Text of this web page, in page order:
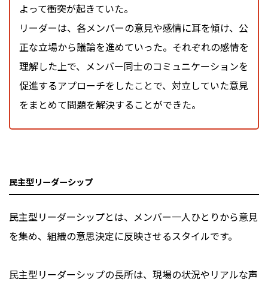
よって衝突が起きていた。
リーダーは、各メンバーの意見や感情に耳を傾け、公
正な立場から議論を進めていった。それぞれの感情を
理解した上で、メンバー同士のコミュニケーションを
促進するアプローチをしたことで、対立していた意見
をまとめて問題を解決することができた。
民主型リーダーシップ
民主型リーダーシップとは、メンバー一人ひとりから意見
を集め、組織の意思決定に反映させるスタイルです。
民主型リーダーシップの長所は、現場の状況やリアルな声